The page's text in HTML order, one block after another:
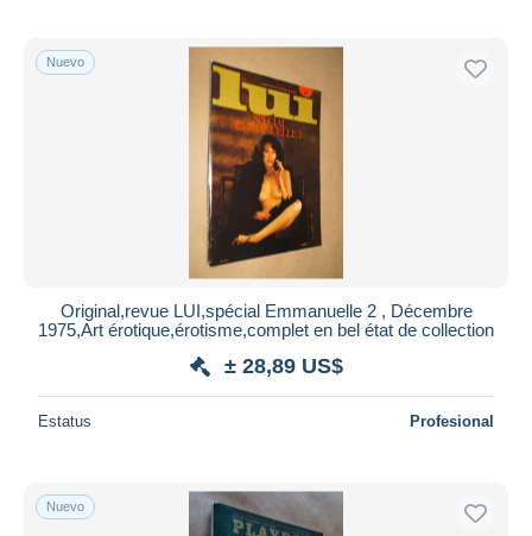
Nuevo
Original,revue LUI,spécial Emmanuelle 2 , Décembre
1975,Art érotique,érotisme,complet en bel état de collection
± 28,89 US$
Estatus Profesional
Nuevo